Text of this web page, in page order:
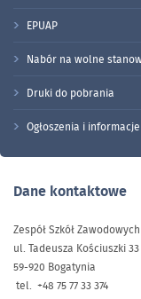
EPUAP
Nabór na wolne
Druki do pobrania
Ogłoszenia i informacje
Dane kontaktowe
Zespół Szkół
ul. Tadeusza Kościuszki 33
59-920 Bogatynia
tel. +48 75 77 33 374